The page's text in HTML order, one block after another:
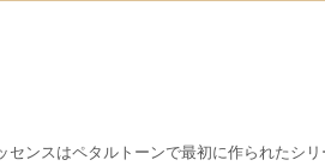
スはペタルトーンで最初に作られたシ